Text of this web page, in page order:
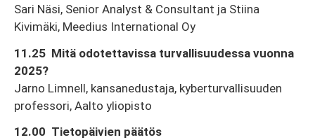
Sari Näsi, Senior Analyst & Consultant ja Stiina
Kivimäki, Meedius International Oy
11.25 Mitä odotettavissa turvallisuudessa vuonna
2025?
Jarno Limnell, kansanedustaja, kyberturvallisuuden
professori, Aalto yliopisto
12.00 Tietopäivien päätös